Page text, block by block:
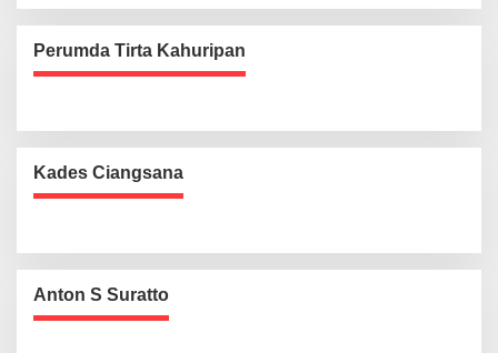
Perumda Tirta Kahuripan
Kades Ciangsana
Anton S Suratto